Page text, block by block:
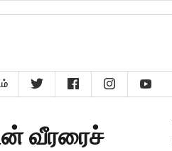
வீரரைச்